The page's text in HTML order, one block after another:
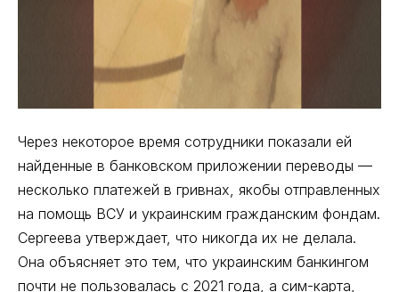
Через некоторое время сотрудники показали ей
найденные в банковском приложении переводы —
несколько платежей в гривнах, якобы отправленных
на помощь ВСУ и украинским гражданским фондам.
Сергеева утверждает, что никогда их не делала.
Она объясняет это тем, что украинским банкингом
почти не пользовалась с 2021 года, а сим-карта,